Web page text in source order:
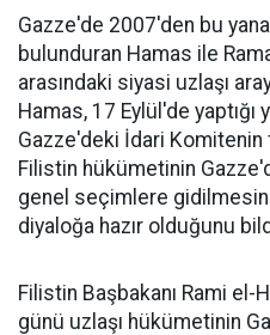
Gazze'de 2007'den bu
bulunduran Hamas ile
arasındaki siyasi uzlaşı
Hamas, 17 Eylül'de yaptığı
Gazze'deki İdari
Filistin hükümetinin
genel seçimlere
diyaloğa hazır olduğunu
Filistin Başbakanı Rami el-
günü uzlaşı hükümetinin